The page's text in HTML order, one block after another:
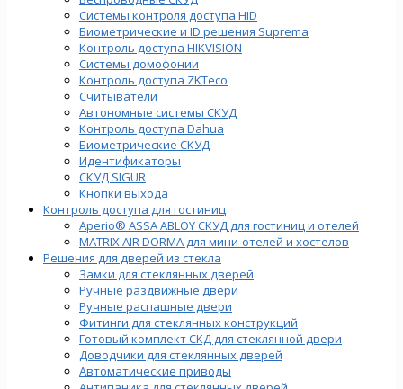
Системы контроля доступа HID
Биометрические и ID решения Suprema
Контроль доступа HIKVISION
Системы домофонии
Контроль доступа ZKTeco
Считыватели
Автономные системы СКУД
Контроль доступа Dahua
Биометрические СКУД
Идентификаторы
СКУД SIGUR
Кнопки выхода
Контроль доступа для гостиниц
Aperio® ASSA ABLOY СКУД для гостиниц и отелей
MATRIX AIR DORMA для мини-отелей и хостелов
Решения для дверей из стекла
Замки для стеклянных дверей
Ручные раздвижные двери
Ручные распашные двери
Фитинги для стеклянных конструкций
Готовый комплект СКД для стеклянной двери
Доводчики для стеклянных дверей
Автоматические приводы